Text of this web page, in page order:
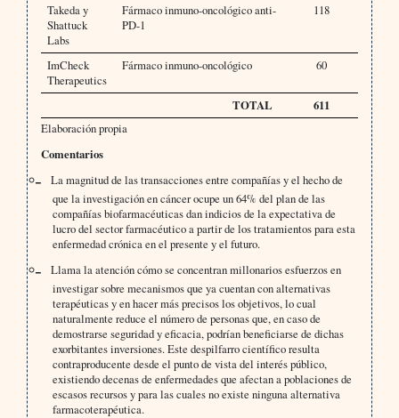
Takeda y
Shattuck
Labs
Fármaco inmuno-oncológico anti-
PD-1
118
ImCheck
Therapeutics
Fármaco inmuno-oncológico 60
TOTAL
611
Elaboración propia
Comentarios
La magnitud de las transacciones entre compañías y el hecho de
que la investigación en cáncer ocupe un 64% del plan de las
compañías biofarmacéuticas dan indicios de la expectativa de
lucro del sector farmacéutico a partir de los tratamientos para esta
enfermedad crónica en el presente y el futuro.
Llama la atención cómo se concentran millonarios esfuerzos en
investigar sobre mecanismos que ya cuentan con alternativas
terapéuticas y en hacer más precisos los objetivos, lo cual
naturalmente reduce el número de personas que, en caso de
demostrarse seguridad y eficacia, podrían beneficiarse de dichas
exorbitantes inversiones. Este despilfarro científico resulta
contraproducente desde el punto de vista del interés público,
existiendo decenas de enfermedades que afectan a poblaciones de
escasos recursos y para las cuales no existe ninguna alternativa
farmacoterapéutica.